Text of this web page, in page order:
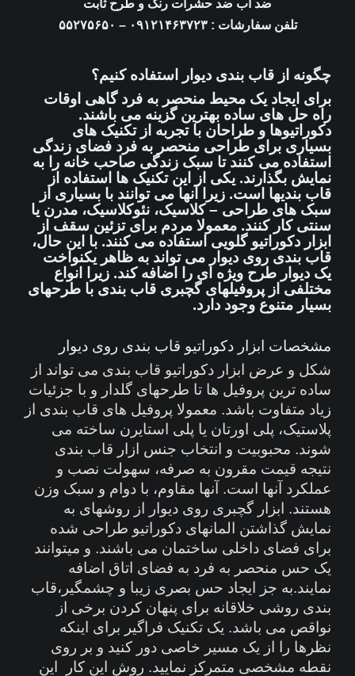
ضد آب ضد حشرات رنگ و طرح ثابت
تلفن سفارشات : ۰۹۱۲۱۴۶۳۷۲۳ – ۵۵۲۷۵۶۵۰
چگونه از قاب بندی دیوار استفاده کنیم؟
برای ایجاد یک محیط منحصر به فرد گاهی اوقات
راه حل های ساده بهترین گزینه می باشند.
دکوراتیوها و طراحان با تجربه از تکنیک های
بسیاری برای طراحی منحصر به فرد فضای زندگی
استفاده می کنند تا سبک زندگی صاحب خانه را به
نمایش بگذارند. یکی از این تکنیک ها استفاده از
قاب بندیها است. زیرا آنها می توانند با بسیاری از
سبک های طراحی – کلاسیک، نئوکلاسیک، مدرن یا
سنتی کار کنند. معمولا مردم برای تزئین سقف از
ابزار دکوراتیو گلویی استفاده می کنند. با این حال،
قاب بندی روی دیوار می تواند به ظاهر یکنواخت
یک دیوار طرح ویژه ای را اضافه کند. زیرا انواع
مختلفی از پروفیلهای گچبری قاب بندی با طرحهای
بسیار متنوع وجود دارد.
مشخصات ابزار دکوراتیو قاب بندی روی دیوار
شکل و عرض ابزار دکوراتیو قاب بندی می تواند از
ساده ترین پروفیل ها تا طرحهای گلدار و با جزئیات
زیاد متفاوت باشد. معمولا پروفیل های قاب بندی از
پلاستیک، پلی اورتان یا پلی استایرن ساخته می
شوند. محبوبیت و انتخاب جنس ازار قاب بندی
نتیجه قیمت مقرون به صرفه، سهولت نصب و
عملکرد آنها است. آنها مقاوم، با دوام و سبک وزن
هستند. ابزار گچبری روی دیوار از روشهای به
نمایش گذاشتن المانهای دکوراتیو طراحی شده
برای فضای داخلی ساختمان می باشند. و میتوانند
یک حس منحصر به فرد به فضای اتاق اضافه
نمایند.به جز ایجاد حس بصری زیبا و چشمگیر،قاب
بندی روشی خلاقانه برای پنهان کردن برخی از
نواقص می باشد. یک تکنیک فراگیر برای اینکه
نظرها را از یک مسیر خاصی دور کنید و بر روی
نقطه مشخصی متمرکز نمایید. روش این کار این